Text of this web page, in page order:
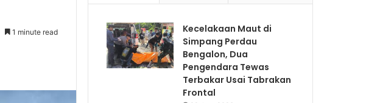
1 minute read
Kecelakaan Maut di
Simpang Perdau
Bengalon, Dua
Pengendara Tewas
Terbakar Usai Tabrakan
Frontal